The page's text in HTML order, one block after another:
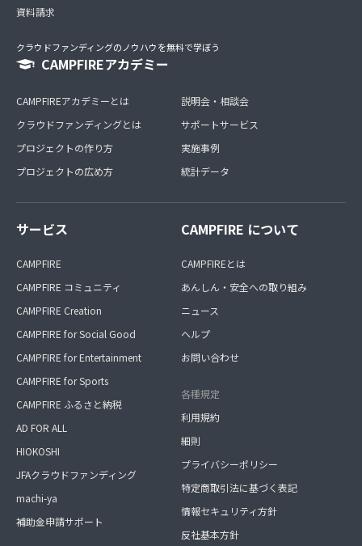
資料請求
クラウドファンディングのノウハウを無料で学ぼう
CAMPFIREアカデミー
CAMPFIREアカデミーとは
クラウドファンディングとは
プロジェクトの作り方
プロジェクトの広め方
説明会・相談会
サポートサービス
実施事例
統計データ
サービス
CAMPFIRE
CAMPFIRE コミュニティ
CAMPFIRE Creation
CAMPFIRE for Social Good
CAMPFIRE for Entertainment
CAMPFIRE for Sports
CAMPFIRE ふるさと納税
AD FOR ALL
HIOKOSHI
JFAクラウドファンディング
machi-ya
補助金申請サポート
CAMPFIRE について
CAMPFIREとは
あんしん・安全への取り組み
ニュース
ヘルプ
お問い合わせ
各種規定
利用規約
細則
プライバシーポリシー
特定商取引法に基づく表記
情報セキュリティ方針
反社基本方針